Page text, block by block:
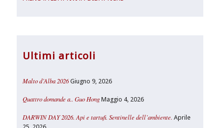
Ultimi articoli
Malto d’Alba 2026 Giugno 9, 2026
Quattro domande a.. Guo Hong Maggio 4, 2026
DARWIN DAY 2026. Api e tartufi. Sentinelle dell’ambiente. Aprile